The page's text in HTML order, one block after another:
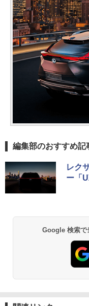
編集部のおすすめ記
レク
ー「
Google 検索で